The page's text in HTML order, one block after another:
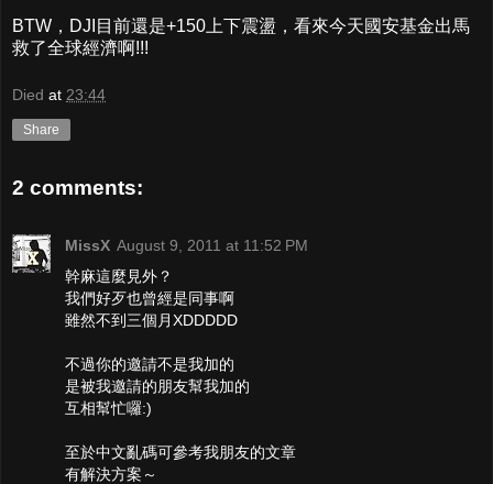
BTW，DJI目前還是+150上下震盪，看來今天國安基金出馬
救了全球經濟啊!!!
Died at 23:44
Share
2 comments:
MissX August 9, 2011 at 11:52 PM
幹麻這麼見外？
我們好歹也曾經是同事啊
雖然不到三個月XDDDDD
不過你的邀請不是我加的
是被我邀請的朋友幫我加的
互相幫忙囉:)
至於中文亂碼可參考我朋友的文章
有解決方案～